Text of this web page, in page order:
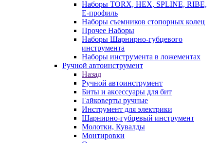
Наборы TORX, HEX, SPLINE, RIBE,
E-профиль
Наборы съемников стопорных колец
Прочее Наборы
Наборы Шарнирно-губцевого
инструмента
Наборы инструмента в ложементах
Ручной автоинструмент
Назад
Ручной автоинструмент
Биты и аксессуары для бит
Гайковерты ручные
Инструмент для электрики
Шарнирно-губцевый инструмент
Молотки, Кувалды
Монтировки